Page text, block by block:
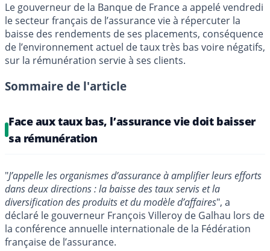
Le gouverneur de la Banque de France a appelé vendredi
le secteur français de l’assurance vie à répercuter la
baisse des rendements de ses placements, conséquence
de l’environnement actuel de taux très bas voire négatifs,
sur la rémunération servie à ses clients.
Sommaire de l'article
Face aux taux bas, l’assurance vie doit baisser
sa rémunération
"J’appelle les organismes d’assurance à amplifier leurs efforts
dans deux directions : la baisse des taux servis et la
diversification des produits et du modèle d’affaires", a
déclaré le gouverneur François Villeroy de Galhau lors de
la conférence annuelle internationale de la Fédération
française de l’assurance.